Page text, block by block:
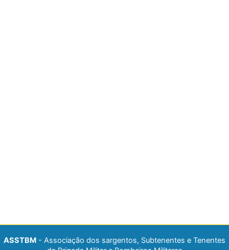
ASSTBM - Associação dos sargentos, Subtenentes e Tenentes